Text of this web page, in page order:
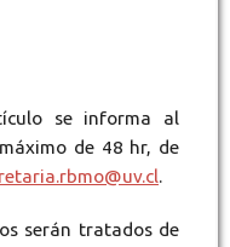
se informa al
de 48 hr, de
.
serán tratados de